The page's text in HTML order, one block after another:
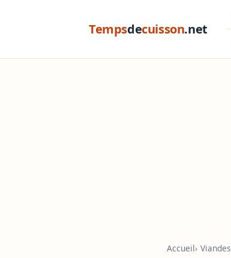
Tempsdecuisson.net
Accueil Viandes